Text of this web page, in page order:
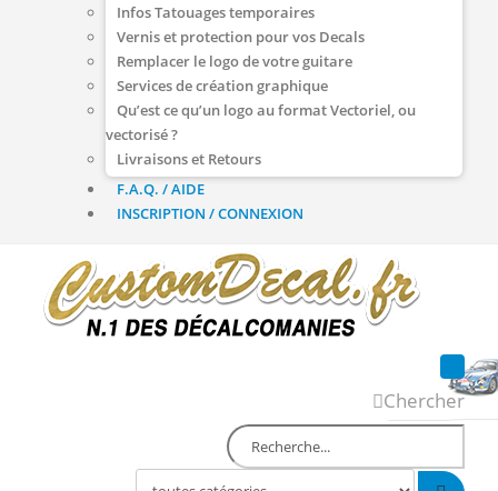
Infos Tatouages temporaires
Vernis et protection pour vos Decals
Remplacer le logo de votre guitare
Services de création graphique
Qu’est ce qu’un logo au format Vectoriel, ou
vectorisé ?
Livraisons et Retours
F.A.Q. / AIDE
INSCRIPTION / CONNEXION
Chercher